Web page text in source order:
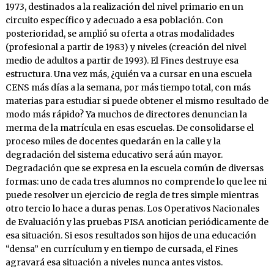
1973, destinados a la realización del nivel primario en un
circuito específico y adecuado a esa población. Con
posterioridad, se amplió su oferta a otras modalidades
(profesional a partir de 1983) y niveles (creación del nivel
medio de adultos a partir de 1993). El Fines destruye esa
estructura. Una vez más, ¿quién va a cursar en una escuela
CENS más días a la semana, por más tiempo total, con más
materias para estudiar si puede obtener el mismo resultado de
modo más rápido? Ya muchos de directores denuncian la
merma de la matrícula en esas escuelas. De consolidarse el
proceso miles de docentes quedarán en la calle y la
degradación del sistema educativo será aún mayor.
Degradación que se expresa en la escuela común de diversas
formas: uno de cada tres alumnos no comprende lo que lee ni
puede resolver un ejercicio de regla de tres simple mientras
otro tercio lo hace a duras penas. Los Operativos Nacionales
de Evaluación y las pruebas PISA anotician periódicamente de
esa situación. Si esos resultados son hijos de una educación
“densa” en currículum y en tiempo de cursada, el Fines
agravará esa situación a niveles nunca antes vistos.